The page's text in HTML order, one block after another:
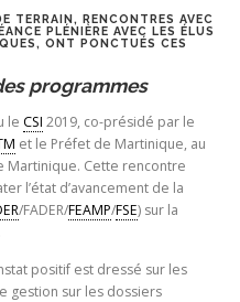
TERRAIN, RENCONTRES AVEC
PLÉNIÈRE AVEC LES ÉLUS
ONT PONCTUÉS CES
programmes
le CSI 2019, co-présidé par le
et le Préfet de Martinique, au
Martinique. Cette rencontre
l’état d’avancement de la
/FADER/FEAMP/FSE) sur la
positif est dressé sur les
gestion sur les dossiers